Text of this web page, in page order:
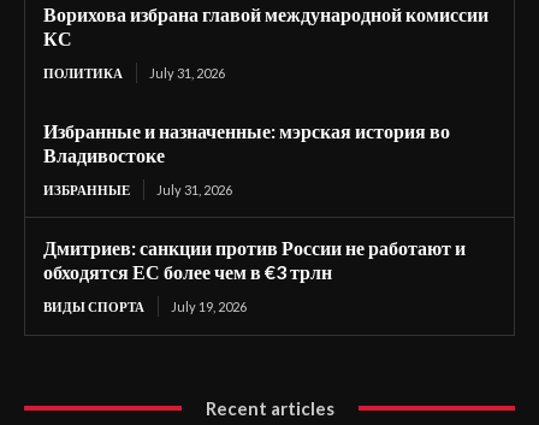
Ворихова избрана главой международной комиссии
КС
ПОЛИТИКА July 31, 2026
Избранные и назначенные: мэрская история во
Владивостоке
ИЗБРАННЫЕ July 31, 2026
Дмитриев: санкции против России не работают и
обходятся ЕС более чем в €3 трлн
ВИДЫ СПОРТА July 19, 2026
Recent articles